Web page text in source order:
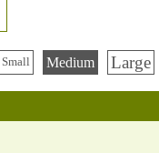
Small Medium Large